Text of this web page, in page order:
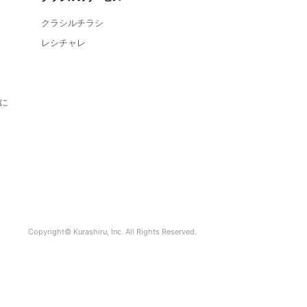
クラシルチラシ
レシチャレ
Copyright© Kurashiru, Inc. All Rights Reserved.